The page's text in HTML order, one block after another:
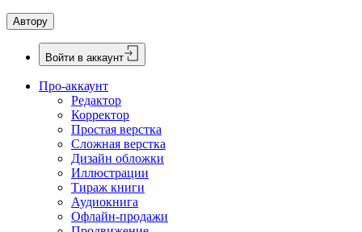
Автору
Войти в аккаунт
Про-аккаунт
Редактор
Корректор
Простая верстка
Сложная верстка
Дизайн обложки
Иллюстрации
Тираж книги
Аудиокнига
Офлайн-продажи